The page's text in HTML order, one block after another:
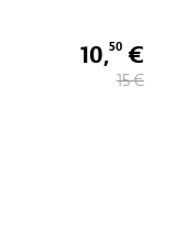
10,50€
15 €